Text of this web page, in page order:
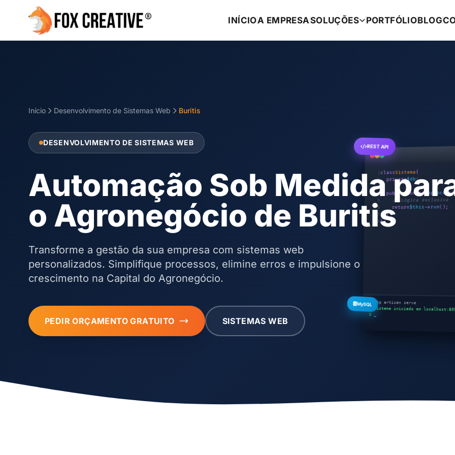
INÍCIOA EMPRESASOLUÇÕES PORTFÓLIOBLOG
Início Desenvolvimento de Sistemas Web Buritis
DESENVOLVIMENTO DE SISTEMAS WEB
Automação Sob Medida
o Agronegócio de Buritis
Transforme a gestão da sua empresa com sistemas web
personalizados. Simplifique processos, elimine erros e impulsione o
crescimento na Capital do Agronegócio.
PEDIR ORÇAMENTO GRATUITO SISTEMAS WEB
REST API
MySQL
2 private$db ;
3
4 public function process
5 // Lógica exclusiva
6 return$this-> run();
7 }
}
$ php artisan serve
✓ Sistema iniciado em
_